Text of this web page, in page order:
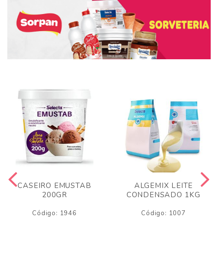
CASEIRO EMUSTAB
200GR
Código: 1946
ALGEMIX LEITE
CONDENSADO 1KG
Código: 1007